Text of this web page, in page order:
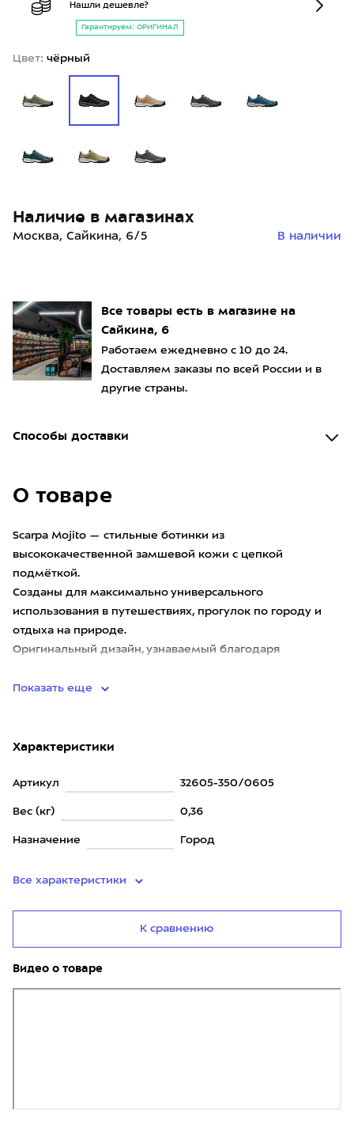
Все товары есть в магазине на
Сайкина, 6
Работаем ежедневно с 10 до 24.
Доставляем заказы по всей России и в
другие страны.
Способы доставки
О товаре
Scarpa Mojito — стильные ботинки из
высококачественной замшевой кожи с цепкой
подмёткой.
Созданы для максимально универсального
использования в путешествиях, прогулок по городу и
отдыха на природе.
Оригинальный дизайн, узнаваемый благодаря
Показать еще
Характеристики
Артикул 32605-350/0605
Вес (кг) 0,36
Назначение Город
Все характеристики
К сравнению
Видео о товаре
Нашли дешевле?
Гарантируем: ОРИГИНАЛ
Цвет: чёрный
Наличие в магазинах
Москва, Сайкина, 6/5 В наличии